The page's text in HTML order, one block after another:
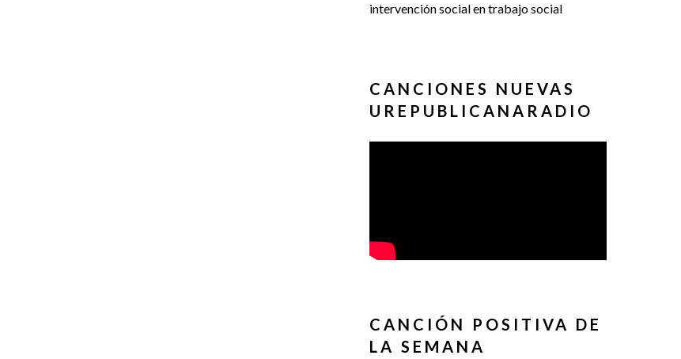
intervención social en trabajo social
CANCIONES NUEVAS
UREPUBLICANARADIO
CANCIÓN POSITIVA DE
LA SEMANA